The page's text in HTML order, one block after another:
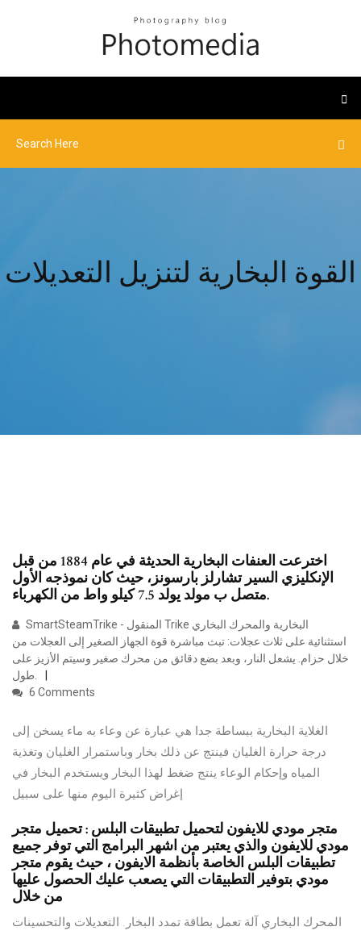
القوة البخارية لتنزيل التعديلات
اخترعت العنفات البخارية الحديثة في عام 1884 من قبل
الإنكليزي السير تشارلز بارسونز، حيث كان نموذجه الأول
متصل ب مولد يولد 7.5 كيلو واط من الكهرباء.
SmartSteamTrike - المنقول Trike البخارية والمحرك البخاري
استثنائية على ثلاث عجلات: تبث مباشرة قوة الجهاز الصغير إلى العجلات من
خلال حزام. يشعل النار، وبعد بضع دقائق من محرك صغير وسيتم الأزيز على
طول.
6 Comments
الغلاية البخارية ببساطة جدا هي عبارة عن وعاء به ماء يسخن إلى
درجة حرارة الغليان فينتج عن ذلك بخار وباستمرار الغليان وتغذية
المياه وإحكام الوعاء ينتج ضغط لهذا البخار ويستخدم البخار في
إغراض كثيرة اليوم منها على سبيل
متجر مودي للايفون لتحميل تطبيقات البلس : تحميل متجر
مودي للايفون والذي يعتبر من اشهر البرامج التي توفر جميع
تطبيقات البلس الخاصة بأنظمة الايفون ، حيث يقوم متجر
مودي بتوفير التطبيقات التي يصعب عليك الحصول عليها
من خلال
المحرك البخاري آلة تعمل بطاقة تمدد البخار. التعديلات والتحسينات